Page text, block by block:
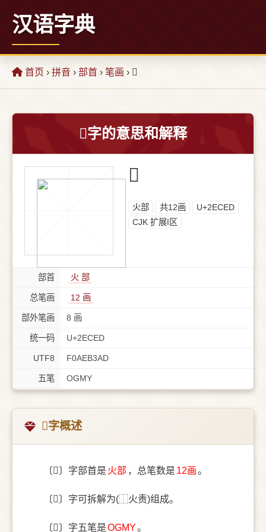
汉语字典
首页 › 拼音 › 部首 › 笔画 › 𮳭
𮳭字的意思和解释
𮳭
⽕部 共12画
U+2ECED
CJK 扩展I区
部首 ⽕ 部
总笔画 12 画
部外笔画 8 画
统一码 U+2ECED
UTF8 F0AEB3AD
五笔 OGMY
𮳭字概述
〔𮳭〕字部首是 ⽕部 ，总笔数是 12画。
〔𮳭〕字可拆解为(⿰火责)组成。
〔𮳭〕字五笔是OGMY。